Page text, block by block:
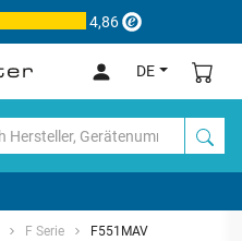
4,86
DE
F Serie F551MAV